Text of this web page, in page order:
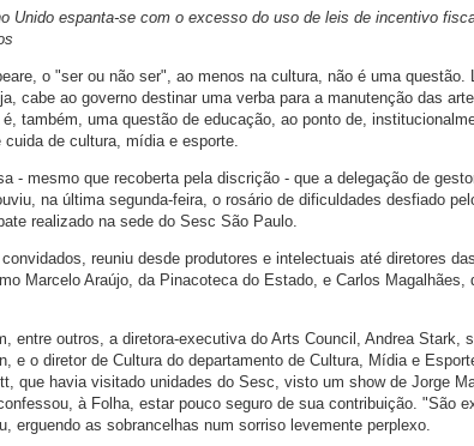
Unido espanta-se com o excesso do uso de leis de incentivo
o "ser ou não ser", ao menos na cultura, não é uma
cabe ao governo destinar uma verba para a manutenção das
também, uma questão de educação, ao ponto de,
cuida de cultura, mídia e esporte.
- mesmo que recoberta pela discrição - que a delegação de
na última segunda-feira, o rosário de dificuldades desfiado
realizado na sede do Sesc São Paulo.
reuniu desde produtores e intelectuais até diretores
Marcelo Araújo, da Pinacoteca do Estado, e Carlos Magalhães,
entre outros, a diretora-executiva do Arts Council, Andrea Stark,
e o diretor de Cultura do departamento de Cultura, Mídia e
que havia visitado unidades do Sesc, visto um show de Jorge
à Folha, estar pouco seguro de sua contribuição. "São
erguendo as sobrancelhas num sorriso levemente perplexo.